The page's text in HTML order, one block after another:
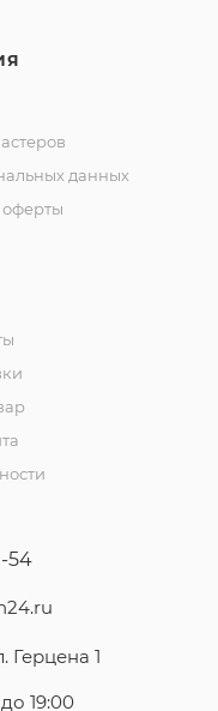
данных
54
Герцена 1
19:00